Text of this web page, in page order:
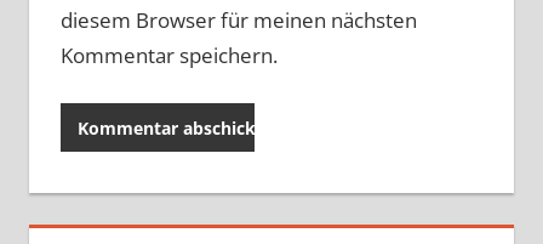
diesem Browser für meinen nächsten
Kommentar speichern.